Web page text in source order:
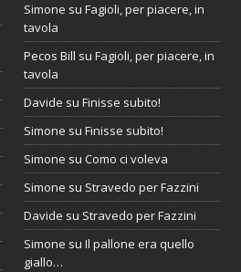
Simone suFagioli, per piacere, in
tavola
Pecos Bill suFagioli, per piacere, in
tavola
Davide suFinisse subito!
Simone suFinisse subito!
Simone suComo ci voleva
Simone su Stravedo per Fazzini
Davide su Stravedo per Fazzini
Simone suIl pallone era quello
giallo…